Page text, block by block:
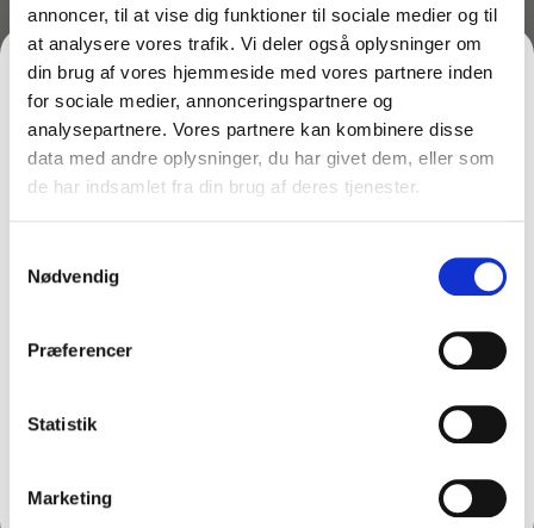
annoncer, til at vise dig funktioner til sociale medier og til
at analysere vores trafik. Vi deler også oplysninger om
din brug af vores hjemmeside med vores partnere inden
for sociale medier, annonceringspartnere og
analysepartnere. Vores partnere kan kombinere disse
data med andre oplysninger, du har givet dem, eller som
de har indsamlet fra din brug af deres tjenester.
Nødvendig
Præferencer
Statistik
Marketing
89,20 kr. ekskl. moms
På lager
Læg i kurv
14,50kr. inkl. moms
11,60kr. ekskl. moms
På lager
Vælg variant
Varenr: TC68849
FÅ 10% PÅ DIN FØRSTE ORDRE